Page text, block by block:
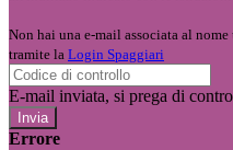
Non hai una e-mail associata al
tramite la Login Spaggiari
E-mail inviata, si prega di
Errore